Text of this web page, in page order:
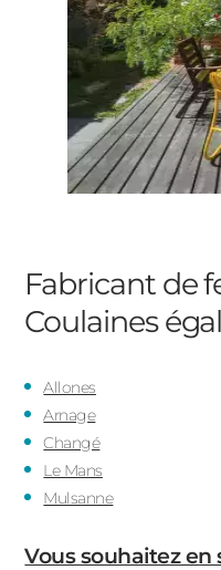
Fabricant de
Coulaines
Allones
Arnage
Changé
Le Mans
Mulsanne
Vous souhaitez en